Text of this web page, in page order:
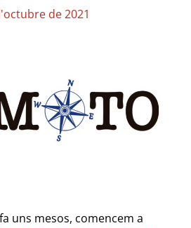
de 2021
uns mesos, comencem a